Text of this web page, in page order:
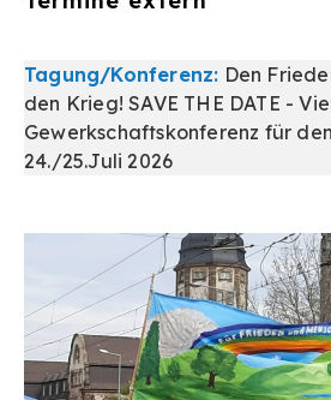
Tagung/Konferenz: Den
den Krieg! SAVE THE DATE -
Gewerkschaftskonferenz für
24./25.Juli 2026